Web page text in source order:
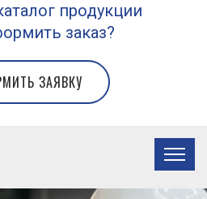
продукции
заказ?
ЗАЯВКУ